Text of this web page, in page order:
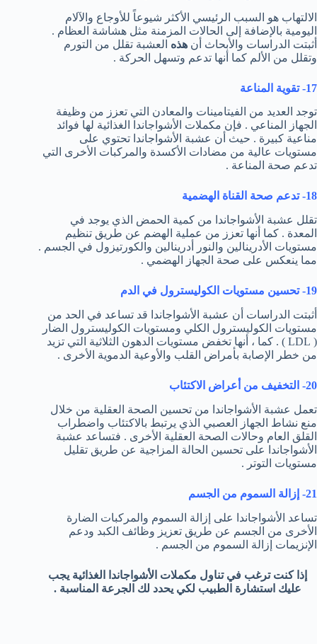
الالتهاب هو السبب الرئيسي الأكثر شيوعاً للأوجاع والآلام
اليومية بالإضافة إلى الحالات المزمنة مثل هشاشة العظام .
أثبتت الدراسات والأبحاث أن هذه العشبة تقلل من التورم
وتقلل من الألم كما أنها تدعم وتسهل الحركة .
17- تقوية المناعة
توجد العديد من الفيتامينات والمعادن التي تعزز من وظيفة
الجهاز المناعي . فإن مكملات الأشواجاندا الغذائية لها فوائد
مناعية كبيرة . حيث أن عشبة الأشواجاندا تحتوي على
مستويات عالية من مضادات الأكسدة والمركبات الأخرى التي
تدعم صحة المناعة .
18- تدعم صحة القناة الهضمية
تقلل عشبة الأشواجاندا من كمية الحمض الذي يوجد في
المعدة . كما أنها تعزز من عملية الهضم عن طريق تنظيم
مستويات الأدرينالين والنور أدرينالين والكورتيزول في الجسم .
مما ينعكس على صحة الجهاز الهضمي .
19- تحسين مستويات الكوليسترول في الدم
أثبتت الدراسات أن عشبة الأشواجاندا قد تساعد في الحد من
مستويات الكوليسترول الكلي ومستويات الكوليسترول الضار
( LDL ) . كما ، أنها تخفض مستويات الدهون الثلاثية التي تزيد
من خطر الإصابة بأمراض القلب والأوعية الدموية الأخرى .
20- التخفيف من أعراض الاكتئاب
تعمل عشبة الأشواجاندا من تحسين الصحة العقلية من خلال
منع نشاط الجهاز العصبي الذي يرتبط بالاكتئاب واضطراب
القلق العام وحالات الصحة العقلية الأخرى . فتساعد عشبة
الأشواجاندا على تحسين الحالة المزاجية عن طريق تقليل
مستويات التوتر .
21- إزالة السموم من الجسم
تساعد الأشواجاندا على إزالة السموم والمركبات الضارة
الأخرى من الجسم عن طريق تعزيز وظائف الكبد ودعم
الإنزيمات إزالة السموم من الجسم .
إذا كنت ترغب في تناول مكملات الأشواجاندا الغذائية يجب
عليك استشارة الطبيب لكي يحدد لك الجرعة المناسبة .